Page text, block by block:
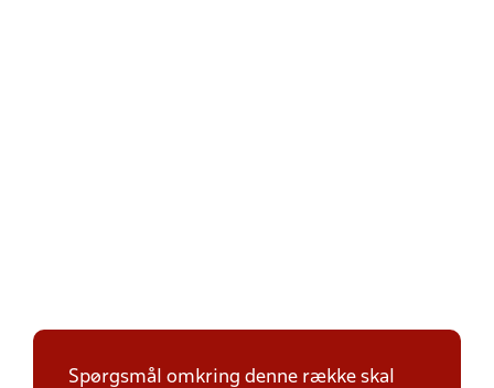
Spørgsmål omkring denne række skal